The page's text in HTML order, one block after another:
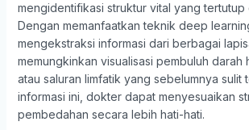
mengidentifikasi struktur vital yang tertutup
Dengan memanfaatkan teknik deep
mengekstraksi informasi dari berbagai
memungkinkan visualisasi pembuluh darah
atau saluran limfatik yang sebelumnya sulit
informasi ini, dokter dapat menyesuaikan
pembedahan secara lebih hati-hati.